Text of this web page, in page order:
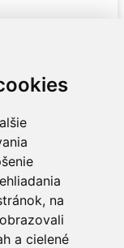
na
a cielené
Cena od 0,60€